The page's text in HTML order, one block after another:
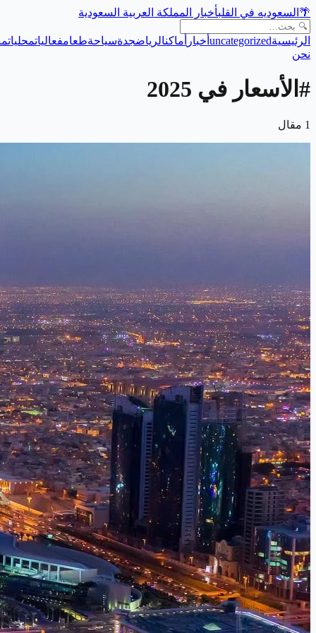
🌴 السعوديه في القلبأخبار المملكة العربية السعودية
الرئيسيةuncategorized أخبار أماكنالرياضجدةسياحةطعامفعالياتمحليات
نحن
# الأسعار في 2025
1 مقال